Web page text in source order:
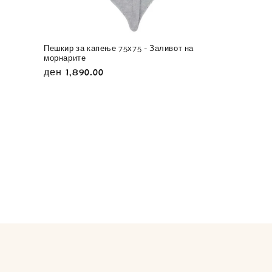
Пешкир за капење 75х75 - Заливот на
морнарите
Регуларна
ден 1,890.00